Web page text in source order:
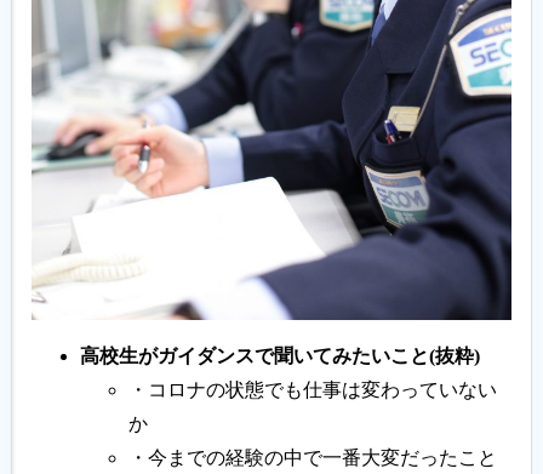
高校生がガイダンスで聞いてみたいこと(抜粋)
・コロナの状態でも仕事は変わっていない
か
・今までの経験の中で一番大変だったこと